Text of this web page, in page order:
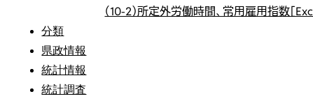
（10-2）所定外労働時間、常用雇用指数［
分類
県政情報
統計情報
統計調査